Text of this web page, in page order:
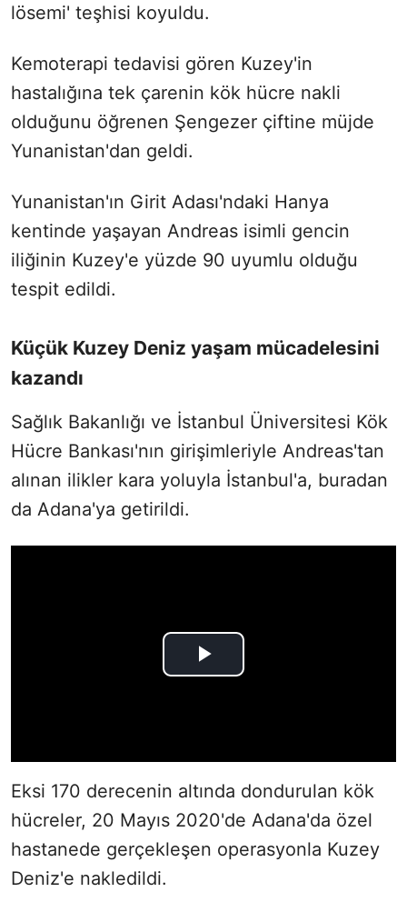
lösemi' teşhisi koyuldu.
Kemoterapi tedavisi gören Kuzey'in
hastalığına tek çarenin kök hücre nakli
olduğunu öğrenen Şengezer çiftine müjde
Yunanistan'dan geldi.
Yunanistan'ın Girit Adası'ndaki Hanya
kentinde yaşayan Andreas isimli gencin
iliğinin Kuzey'e yüzde 90 uyumlu olduğu
tespit edildi.
Küçük Kuzey Deniz yaşam mücadelesini
kazandı
Sağlık Bakanlığı ve İstanbul Üniversitesi Kök
Hücre Bankası'nın girişimleriyle Andreas'tan
alınan ilikler kara yoluyla İstanbul'a, buradan
da Adana'ya getirildi.
Eksi 170 derecenin altında dondurulan kök
hücreler, 20 Mayıs 2020'de Adana'da özel
hastanede gerçekleşen operasyonla Kuzey
Deniz'e nakledildi.